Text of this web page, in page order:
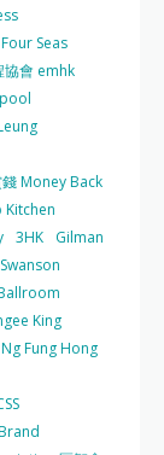
Seas
協會 emhk
Money Back
Kitchen
3HK
Gilman
King
Fung Hong